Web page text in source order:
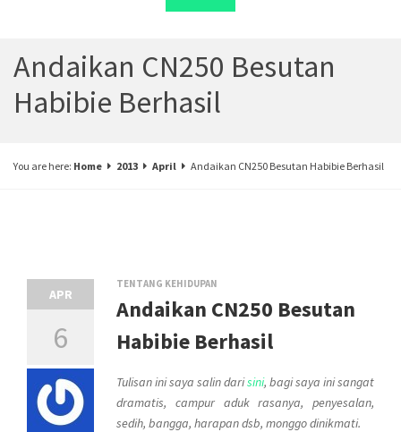
Andaikan CN250 Besutan
Habibie Berhasil
You are here: Home 2013 April Andaikan CN250 Besutan Habibie Berhasil
APR
6
TENTANG KEHIDUPAN
Andaikan CN250 Besutan
Habibie Berhasil
Tulisan ini saya salin darisini, bagi saya ini sangat
dramatis, campur aduk rasanya, penyesalan,
sedih, bangga, harapan dsb, monggo dinikmati.